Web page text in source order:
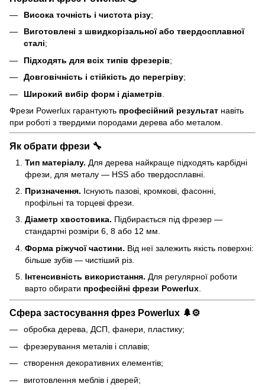
Висока точність і чистота різу;
Виготовлені з швидкорізальної або твердосплавної
сталі;
Підходять для всіх типів фрезерів;
Довговічність і стійкість до перегріву;
Широкий вибір форм і діаметрів
Фрези Powerlux гарантують професійний результат навіть
при роботі з твердими породами дерева або металом.
Як обрати фрези 🔧
Тип матеріалу. Для дерева найкраще підходять карбідні
фрези, для металу — HSS або твердосплавні.
Призначення. Існують пазові, кромкові, фасонні,
профільні та торцеві фрези.
Діаметр хвостовика. Підбирається під фрезер —
стандартні розміри 6, 8 або 12 мм.
Форма ріжучої частини. Від неї залежить якість поверхні:
більше зубів — чистіший різ.
Інтенсивність використання. Для регулярної роботи
варто обирати професійні фрези Powerlux.
Сфера застосування фрез Powerlux 🌲⚙️
обробка дерева, ДСП, фанери, пластику;
фрезерування металів і сплавів;
створення декоративних елементів;
виготовлення меблів і дверей;